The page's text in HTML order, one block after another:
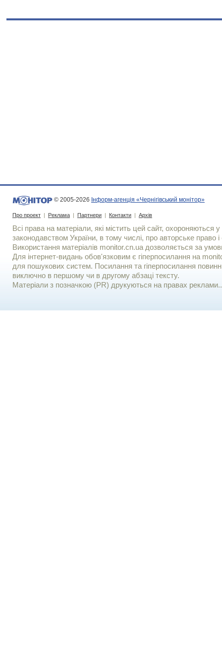
© 2005-2026 Інформ-агенція «Чернігівський монітор»
Про проект | Реклама | Партнери | Контакти | Архів
Всі права на матеріали, які містить цей сайт, охороняються у
законодавством України, в тому числі, про авторське право і
Використання матерiалiв monitor.cn.ua дозволяється за
Для iнтернет-видань обов'язковим є гiперпосилання на
для пошукових систем. Посилання та гіперпосилання
виключно в першому чи в другому абзаці тексту.
Матеріали з позначкою (PR) друкуються на правах реклами..